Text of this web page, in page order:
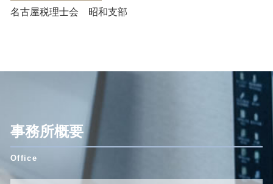
名古屋税理士会 昭和支部
事務所概要